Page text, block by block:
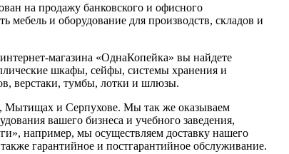
на продажу банковского и офисного
мебель и оборудование для производств, складов и
магазина «ОднаКопейка» вы найдете
шкафы, сейфы, системы хранения и
верстаки, тумбы, лотки и шлюзы.
Мытищах и Серпухове. Мы так же оказываем
вашего бизнеса и учебного заведения,
например, мы осуществляем доставку нашего
гарантийное и постгарантийное обслуживание.